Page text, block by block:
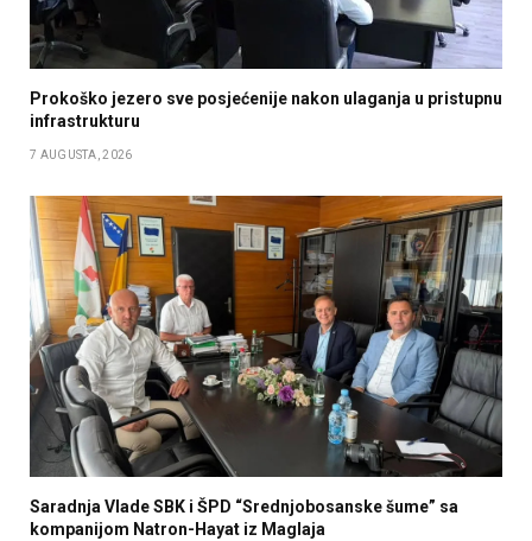
Prokoško jezero sve posjećenije nakon ulaganja u pristupnu
infrastrukturu
7 AUGUSTA, 2026
Saradnja Vlade SBK i ŠPD “Srednjobosanske šume” sa
kompanijom Natron-Hayat iz Maglaja